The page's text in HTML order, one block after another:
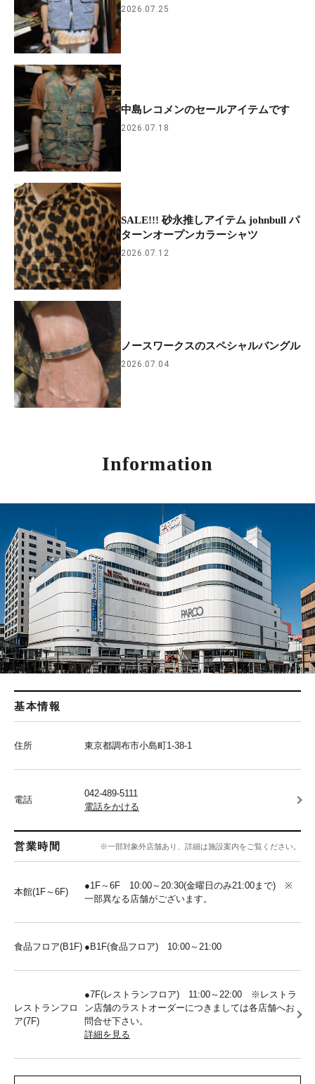
2026.07.25
中島レコメンのセールアイテムです
2026.07.18
SALE!!! 砂永推しアイテム johnbull パ
ターンオープンカラーシャツ
2026.07.12
ノースワークスのスペシャルバングル
2026.07.04
Information
基本情報
住所 東京都調布市小島町1-38-1
電話
042-489-5111
電話をかける
営業時間 ※一部対象外店舗あり、詳細は施設案内をご覧ください。
本館(1F～6F)
●1F～6F 10:00～20:30(金曜日のみ21:00まで) ※
一部異なる店舗がございます。
食品フロア(B1F) ●B1F(食品フロア) 10:00～21:00
レストランフロ
ア(7F)
●7F(レストランフロア) 11:00～22:00 ※レストラ
ン店舗のラストオーダーにつきましては各店舗へお
問合せ下さい。
詳細を見る